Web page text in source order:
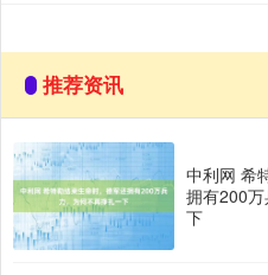
推荐资讯
中利网 希
拥有200
下